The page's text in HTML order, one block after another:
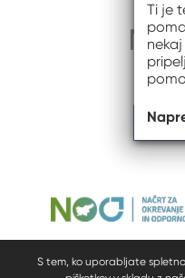
S tem, ko uporabljate
Ti je